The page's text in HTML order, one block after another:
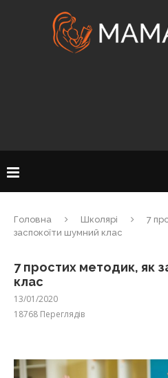
Головна Школярі
7
заспокоїти шумний клас
7 простих методик, як
клас
13/01/2020
18768 Переглядів